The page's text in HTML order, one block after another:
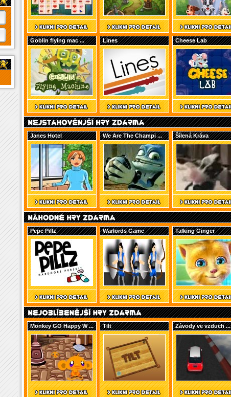
Goblin flying mac ... Lines Cheese Lab
Janes Hotel We Are The Champi ... Šílená Kráva
Pepe Pillz Warlords Game Talking Ginger
Monkey GO Happy W ... Tilt Závody ve vzduch ...